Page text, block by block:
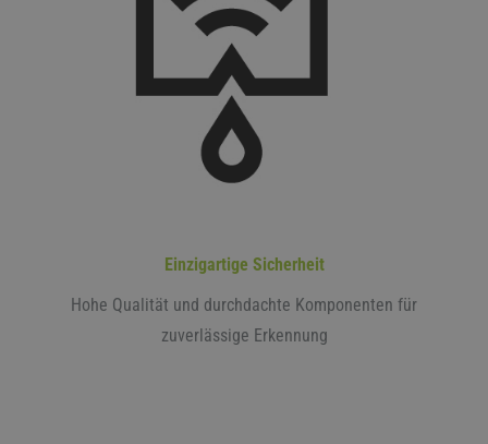
Einzigartige Sicherheit
Hohe Qualität und durchdachte Komponenten für
zuverlässige Erkennung